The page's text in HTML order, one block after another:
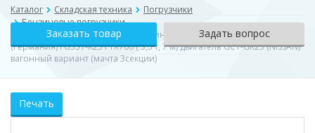
Каталог Складская техника
Погрузчики
Бензиновые погрузчики
Погрузчик вилочный газо-бензиновый TISEL Technics GMBH
(Германия) FG35T-K25 FTX700 ( 3,5 т, 7 м) двигатель GCT-GK25 (NISSAN)
вагонный вариант (мачта 3секции)
Заказать товар Задать вопрос
Печать